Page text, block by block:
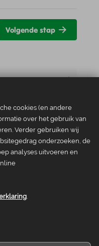
Volgende stap
Totaal
van de Stichting
cookies (en andere
over het gebruik van
Verder gebruiken wij
onderzoeken, de
analyses uitvoeren en